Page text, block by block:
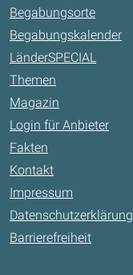
Begabungsorte
Begabungskalender
LänderSPECIAL
Themen
Magazin
Login für Anbieter
Fakten
Kontakt
Impressum
Datenschutzerklärung
Barrierefreiheit